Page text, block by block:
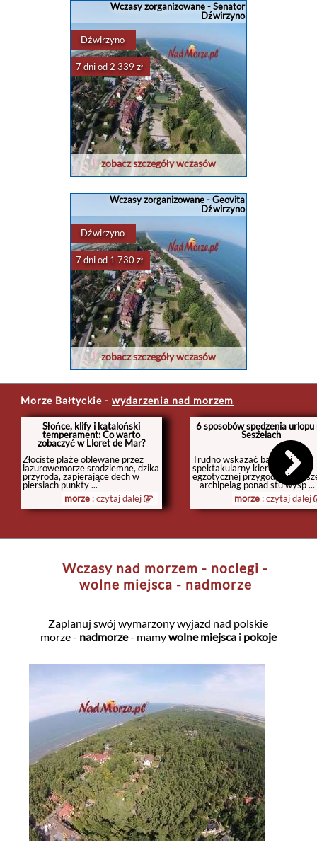
Wczasy zorganizowane - Senator
Dźwirzyno
Dźwirzyno
7 dni od 2 339 zł
zobacz szczegóły wczasów
Wczasy zorganizowane - Geovita
Dźwirzyno
Dźwirzyno
7 dni od 1 730 zł
zobacz szczegóły wczasów
Morze Bałtyckie - wydarzenia nad morzem
Słońce, klify i kataloński
temperament: Co warto
zobaczyć w Lloret de Mar?
Złociste plaże oblewane przez
lazurowemorze srodziemne, dzika
przyroda, zapierające dech w
piersiach punkty ...
morze : czytaj dalej
6 sposobów spędzenia urlopu
Seszelach
Trudno wskazać bardziej
spektakularny kierunek
egzotycznej przygody niż
– archipelag ponad stu wysp ...
morze : czytaj dalej
Wczasy nad morzem - noclegi -
wolne miejsca - nadmorze
Zaplanuj swój wymarzony wyjazd nad polskie
morze - nadmorze- mamywolne miejscai pokoje